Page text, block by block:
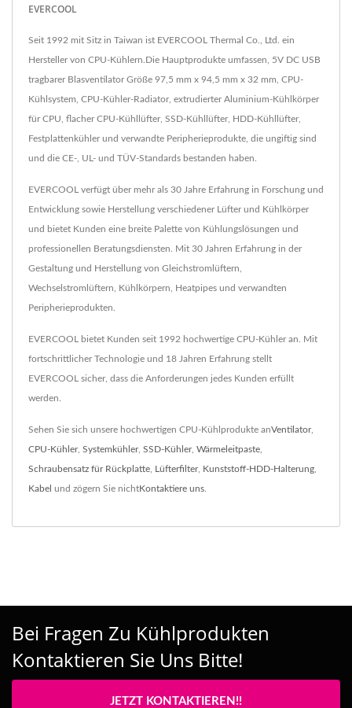
EVERCOOL
Seit 1992 mit Sitz in Taiwan ist EVERCOOL Thermal Co., Ltd. ein
Hersteller von CPU-Kühlern.Die Hauptprodukte umfassen, 5V DC USB
tragbarer Blasventilator Größe 97,5 mm x 94,5 mm x 32 mm, CPU-
Kühlsystem, CPU-Kühler-Radiator, extrudierter Aluminium-Kühlkörper
für CPU, flacher CPU-Kühllüfter, SSD-Kühllüfter, HDD-Kühllüfter,
Festplattenkühler und verwandte Peripherieprodukte, die ungiftig sind
und die CE-, UL- und TÜV-Standards bestanden haben.
EVERCOOL verfügt über mehr als 30 Jahre Erfahrung in Forschung und
Entwicklung sowie Herstellung verschiedener Lüfter und Kühlkörper
und bietet Kunden eine breite Palette von Kühlungslösungen und
professionellen Beratungsdiensten. Mit 30 Jahren Erfahrung in der
Gestaltung und Herstellung von Gleichstromlüftern,
Wechselstromlüftern, Kühlkörpern, Heatpipes und verwandten
Peripherieprodukten.
EVERCOOL bietet Kunden seit 1992 hochwertige CPU-Kühler an. Mit
fortschrittlicher Technologie und 18 Jahren Erfahrung stellt
EVERCOOL sicher, dass die Anforderungen jedes Kunden erfüllt
werden.
Sehen Sie sich unsere hochwertigen CPU-Kühlprodukte anVentilator,
CPU-Kühler, Systemkühler, SSD-Kühler, Wärmeleitpaste
Schraubensatz für Rückplatte Lüfterfilter, Kunststoff-HDD-Halterung
Kabel und zögern Sie nichtKontaktiere uns
Bei Fragen Zu Kühlprodukten
Kontaktieren Sie Uns Bitte!
JETZT KONTAKTIEREN!!